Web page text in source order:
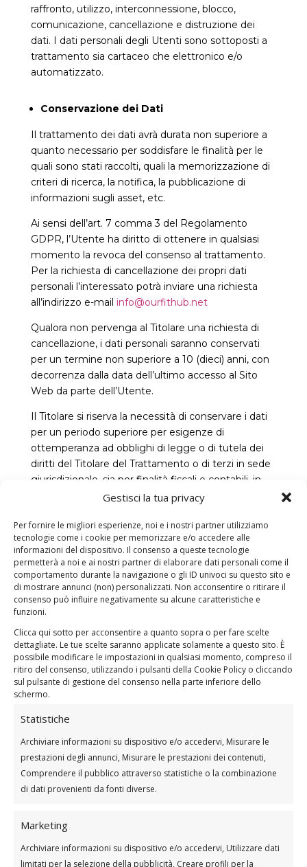
Gestisci la tua privacy
Per fornire le migliori esperienze, noi e i nostri partner utilizziamo
tecnologie come i cookie per memorizzare e/o accedere alle
informazioni del dispositivo. Il consenso a queste tecnologie
permetterà a noi e ai nostri partner di elaborare dati personali come il
comportamento durante la navigazione o gli ID univoci su questo sito e
di mostrare annunci (non) personalizzati. Non acconsentire o ritirare il
consenso può influire negativamente su alcune caratteristiche e
funzioni.
Clicca qui sotto per acconsentire a quanto sopra o per fare scelte
dettagliate. Le tue scelte saranno applicate solamente a questo sito. È
possibile modificare le impostazioni in qualsiasi momento, compreso il
ritiro del consenso, utilizzando i pulsanti della Cookie Policy o cliccando
sul pulsante di gestione del consenso nella parte inferiore dello
schermo.
Statistiche
Archiviare informazioni su dispositivo e/o accedervi, Misurare le
prestazioni degli annunci, Misurare le prestazioni dei contenuti,
Comprendere il pubblico attraverso statistiche o la combinazione
di dati provenienti da fonti diverse.
Marketing
Archiviare informazioni su dispositivo e/o accedervi, Utilizzare dati
limitati per la selezione della pubblicità, Creare profili per la
raffronto, utilizzo, interconnessione, blocco,
comunicazione, cancellazione e distruzione dei
dati. I dati personali degli Utenti sono sottoposti a
trattamento sia cartaceo che elettronico e/o
automatizzato.
Conservazione dei Dati
Il trattamento dei dati avrà durata non superiore a
quanto necessario per soddisfare le finalità per le
quali sono stati raccolti, quali la memorizzazione di
criteri di ricerca, la notifica, la pubblicazione di
informazioni sugli asset, etc.
Ai sensi dell’art. 7 comma 3 del Regolamento
GDPR, l’Utente ha diritto di ottenere in qualsiasi
momento la revoca del consenso al trattamento.
Per la richiesta di cancellazione dei propri dati
personali l’interessato potrà inviare una richiesta
all’indirizzo e-mail info@ourfithub.net
Qualora non pervenga al Titolare una richiesta di
cancellazione, i dati personali saranno conservati
per un termine non superiore a 10 (dieci) anni, con
decorrenza dalla data dell’ultimo accesso al Sito
Web da parte dell’Utente.
Il Titolare si riserva la necessità di conservare i dati
per un periodo superiore per esigenze di
ottemperanza ad obblighi di legge o di tutela dei
diritti del Titolare del Trattamento o di terzi in sede
giurisdizionale, sia per finalità fiscali e contabili, in
conformità con le leggi antiriciclaggio.
Sicurezza dei Dati
Il Titolare adotta misure di sicurezza e tecniche
organizzative finalizzate alla protezione dei dati e a
garantire un livello di sicurezza adeguato al rischio
di perdita, abuso o alterazione, così come stabilito
Il Titolare si adopera per proteggere la sicurezza
delle informazioni personali durante la loro
trasmissione e la conservazione utilizzando
protocolli e software di criptazione. Inoltre, il
dell’Utente ai dipendenti, consulenti e altre terze
parti che hanno la necessità di conoscerle.
Accesso ai dati
soggetti o categorie di soggetti che agiscono
come Responsabili del trattamento dei dati ai sensi
dell’art. 28 del Regolamento o che sono autorizzati